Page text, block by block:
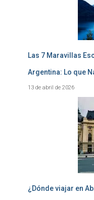
Las 7 Maravillas
Argentina: Lo que
13 de abril de 2026
¿Dónde viajar en